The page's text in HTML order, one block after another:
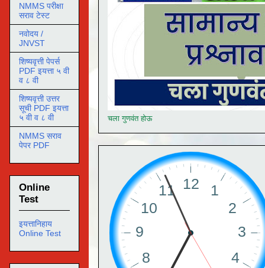
चला गुणवंत होऊ
NMMS परीक्षा
सराव टेस्ट
नवोदय /
JNVST
शिष्यवृत्ती पेपर्स
PDF इयत्ता ५ वी
व ८ वी
शिष्यवृत्ती उत्तर
सूची PDF इयत्ता
५ वी व ८ वी
NMMS सराव
पेपर PDF
Online
Test
इयत्तानिहाय
Online Test